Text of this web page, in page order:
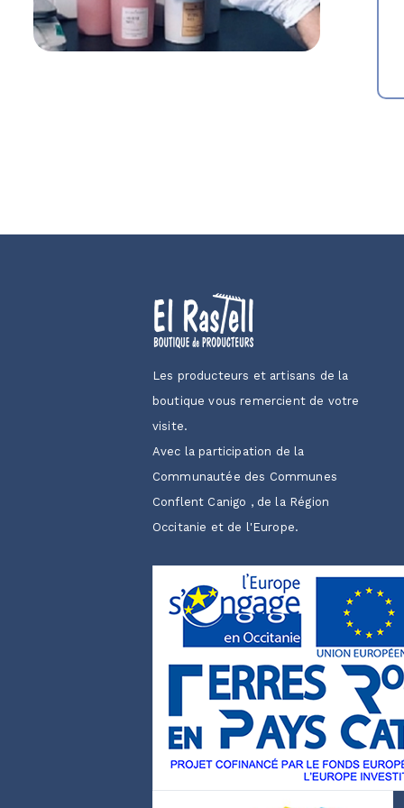
Les producteurs et artisans de la
boutique vous remercient de votre
visite.
Avec la participation de la
Communautée des Communes
Conflent Canigo , de la Région
Occitanie et de l'Europe.